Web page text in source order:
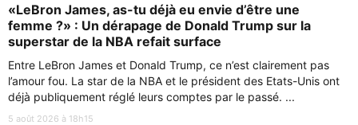
«LeBron James, as-tu déjà eu envie d’être une
femme ?» : Un dérapage de Donald Trump sur la
superstar de la NBA refait surface
Entre LeBron James et Donald Trump, ce n’est clairement pas
l’amour fou. La star de la NBA et le président des Etats-Unis ont
déjà publiquement réglé leurs comptes par le passé. ...
5 août 2026 à 18h15